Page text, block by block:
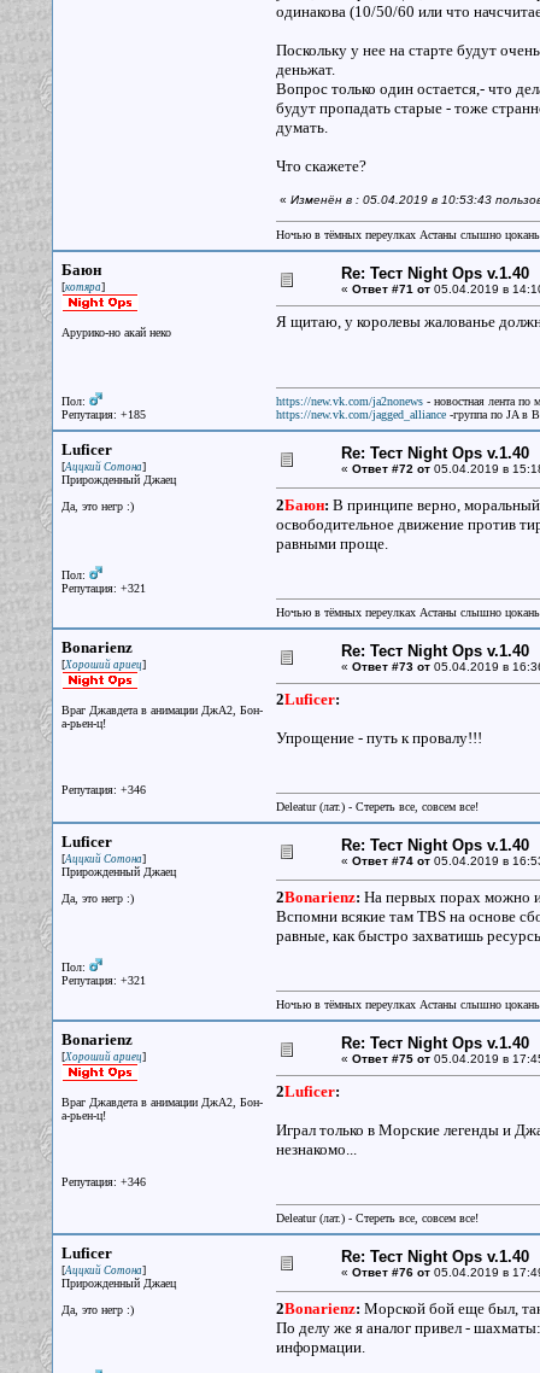
одинакова (10/50/60 или что
Поскольку у нее на старте будут
деньжат.
Вопрос только один остается,- что
будут пропадать старые - тоже
думать.
Что скажете?
« Изменён в : 05.04.2019 в 10:53:43
Ночью в тёмных переулках Астаны слышно
Баюн
[котяра]
Арурико-но акай неко
Пол:
Репутация: +185
Re: Тест Night Ops v.1.40
« Ответ #71 от05.04.2019 в
Я щитаю, у королевы жалованье
https://new.vk.com/ja2nonews- новостная лента по
https://new.vk.com/jagged_alliance-группа по JA в
Luficer
[Аццкий Сотона]
Прирожденный Джаец
Да, это негр :)
Пол:
Репутация: +321
Re: Тест Night Ops v.1.40
« Ответ #72 от05.04.2019 в
2Баюн: В принципе верно, моральный
освободительное движение против
равными проще.
Ночью в тёмных переулках Астаны слышно
Bonarienz
[Хороший ариец]
Враг Джавдета в анимации ДжА2, Бон-
а-рьен-ц!
Репутация: +346
Re: Тест Night Ops v.1.40
« Ответ #73 от05.04.2019 в
2Luficer:
Упрощение - путь к провалу!!!
Deleatur (лат.) - Стереть все, совсем все!
Luficer
[Аццкий Сотона]
Прирожденный Джаец
Да, это негр :)
Пол:
Репутация: +321
Re: Тест Night Ops v.1.40
« Ответ #74 от05.04.2019 в
2Bonarienz: На первых порах можно
Вспомни всякие там TBS на основе
равные, как быстро захватишь
Ночью в тёмных переулках Астаны слышно
Bonarienz
[Хороший ариец]
Враг Джавдета в анимации ДжА2, Бон-
а-рьен-ц!
Репутация: +346
Re: Тест Night Ops v.1.40
« Ответ #75 от05.04.2019 в
2Luficer:
Играл только в Морские легенды и
незнакомо...
Deleatur (лат.) - Стереть все, совсем все!
Luficer
[Аццкий Сотона]
Прирожденный Джаец
Да, это негр :)
Re: Тест Night Ops v.1.40
« Ответ #76 от05.04.2019 в
2Bonarienz: Морской бой еще был,
По делу же я аналог привел -
информации.